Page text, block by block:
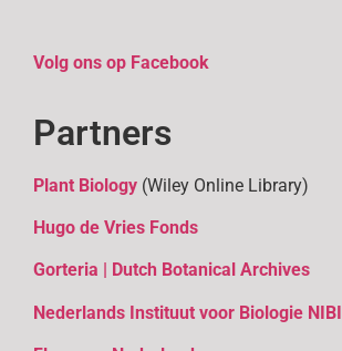
Volg ons op Facebook
Partners
Plant Biology (Wiley Online Library)
Hugo de Vries Fonds
Gorteria | Dutch Botanical Archives
Nederlands Instituut voor Biologie NIBI